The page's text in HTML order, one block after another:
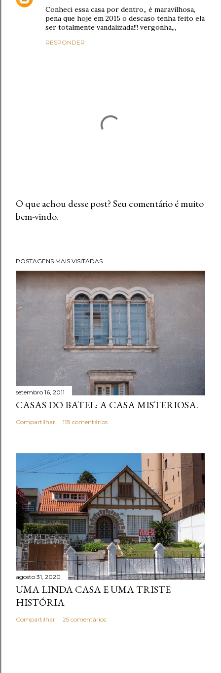
Conheci essa casa por dentro,, é maravilhosa,
pena que hoje em 2015 o descaso tenha feito ela
ser totalmente vandalizada!!! vergonha,,,
RESPONDER
P
a
r
u
m
c
t
á
r
i
O que achou desse post? Seu comentário é muito
bem-vindo.
POSTAGENS MAIS VISITADAS
setembro 16, 2011
CASAS DO BATEL: A CASA MISTERIOSA.
Compartilhar 118 comentários
agosto 31, 2020
UMA LINDA CASA E UMA TRISTE
HISTÓRIA
Compartilhar 25 comentários